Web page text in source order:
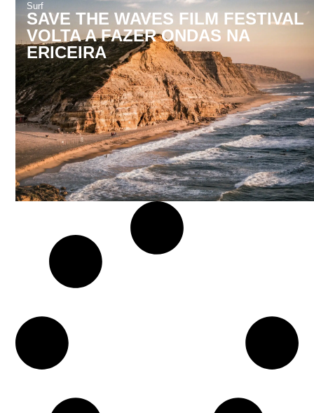
Surf
SAVE THE WAVES FILM FESTIVAL
VOLTA A FAZER ONDAS NA
ERICEIRA